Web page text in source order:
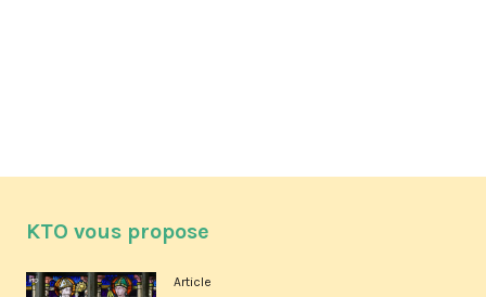
KTO vous propose
Article